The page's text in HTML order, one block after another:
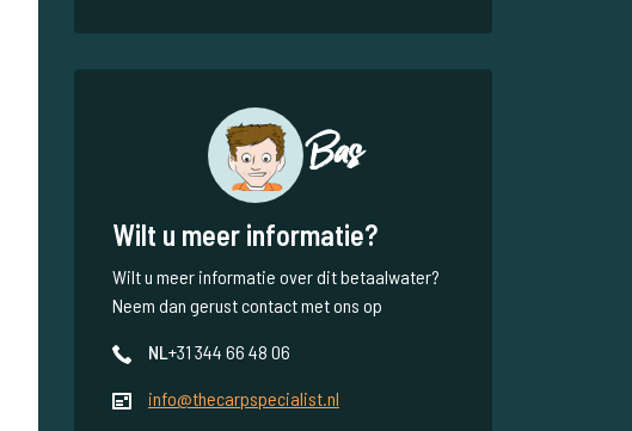
Bas
Wilt u meer informatie?
Wilt u meer informatie over dit betaalwater?
Neem dan gerust contact met ons op
NL +31 344 66 48 06
info@thecarpspecialist.nl